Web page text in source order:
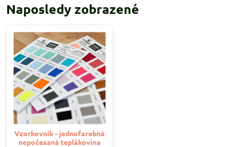
Naposledy zobrazené
Vzorkovník - jednofarebná
nepočesaná teplákovina